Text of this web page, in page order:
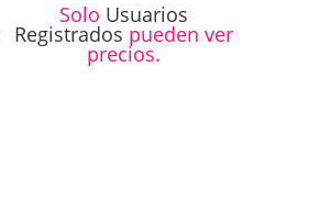
Solo Usuarios
Registrados pueden ver
precios.